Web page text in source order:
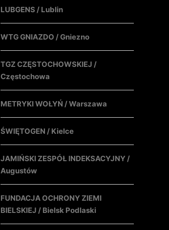
LUBGENS / Lublin
WTG GNIAZDO / Gniezno
TGZ CZĘSTOCHOWSKIEJ /
Częstochowa
METRYKI WOŁYŃ / Warszawa
ŚWIĘTOGEN / Kielce
JAMIŃSKI ZESPÓŁ INDEKSACYJNY /
Augustów
FUNDACJA OCHRONY ZIEMI
BIELSKIEJ / Bielsk Podlaski